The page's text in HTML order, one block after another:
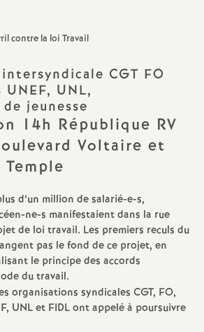
t
i
o
n
a
l
d
CGT FO
UNEF, UNL,
jeunesse
14h République RV
Voltaire et
d’un million de salarié-e-s,
ne-s manifestaient dans la rue
de loi travail. Les premiers reculs du
pas le fond de ce projet, en
le principe des accords
du travail.
organisations syndicales CGT, FO,
, UNLet FIDLont appelé à poursuivre